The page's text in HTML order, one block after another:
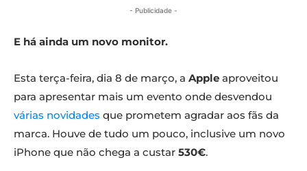
- Publicidade -
E há ainda um novo monitor.
Esta terça-feira, dia 8 de março, a Apple aproveitou
para apresentar mais um evento onde desvendou
várias novidades que prometem agradar aos fãs da
marca. Houve de tudo um pouco, inclusive um novo
iPhone que não chega a custar 530€.